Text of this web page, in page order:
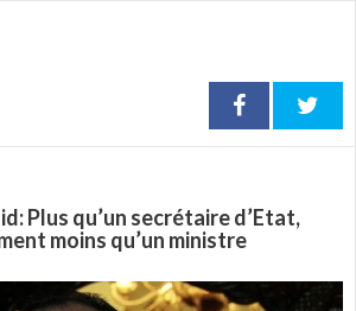
Plus qu’un secrétaire d’Etat,
moins qu’un ministre